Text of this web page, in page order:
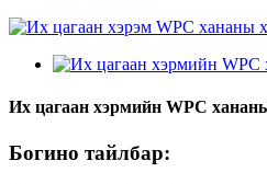
Их цагаан хэрмийн WPC
Богино тайлбар: